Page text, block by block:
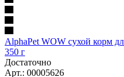
AlphaPet WOW сухой корм
350 г
Достаточно
Арт.: 00005626